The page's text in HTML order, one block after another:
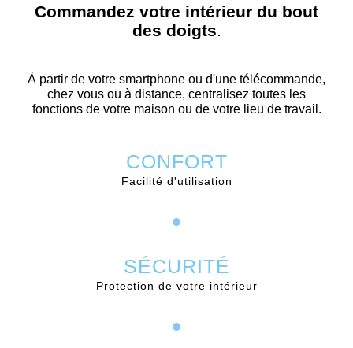
Commandez votre intérieur du bout
des doigts
À partir de votre smartphone ou d'une télécommande,
chez vous ou à distance, centralisez toutes les
fonctions de votre maison ou de votre lieu de travail.
CONFORT
Facilité d'utilisation
SÉCURITÉ
Protection de votre intérieur